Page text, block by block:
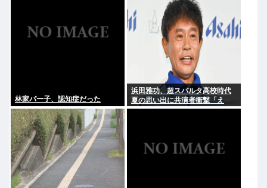
林家パー子、認知症だった
浜田雅功、超スパルタ高校時代
夏の思い出に共演者衝撃「え
え？」「それはかわいそう」